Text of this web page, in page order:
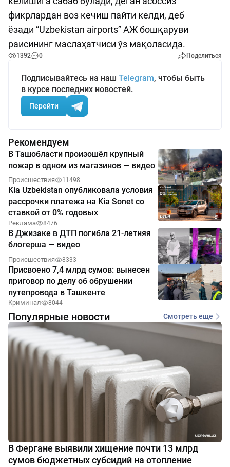
фикрлардан воз кечиш пайти келди, деб
ёзади “Uzbekistan airports” АЖ бошқаруви
раисининг маслаҳатчиси ўз мақоласида.
1392 0 Поделиться
Подписывайтесь на наш Telegram, чтобы быть
в курсе последних новостей.
Перейти
Рекомендуем
В Ташобласти произошёл крупный
пожар в одном из магазинов — видео
Происшествия 11498
Kia Uzbekistan опубликовала условия
рассрочки платежа на Kia Sonet со
ставкой от 0% годовых
Реклама 8476
В Джизаке в ДТП погибла 21-летняя
блогерша — видео
Происшествия 8333
Присвоено 7,4 млрд сумов: вынесен
приговор по делу об обрушении
путепровода в Ташкенте
Криминал 8044
Популярные новости Смотреть еще
В Фергане выявили хищение почти 13 млрд
сумов бюджетных субсидий на отопление